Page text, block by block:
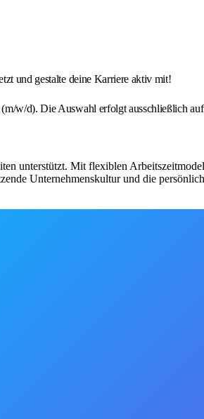
und gestalte deine Karriere aktiv mit!
w/d). Die Auswahl erfolgt ausschließlich
unterstützt. Mit flexiblen
Unternehmenskultur und die